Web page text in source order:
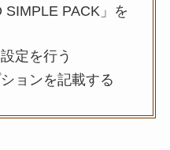
SIMPLE PACK」を
定を行う
ョンを記載する